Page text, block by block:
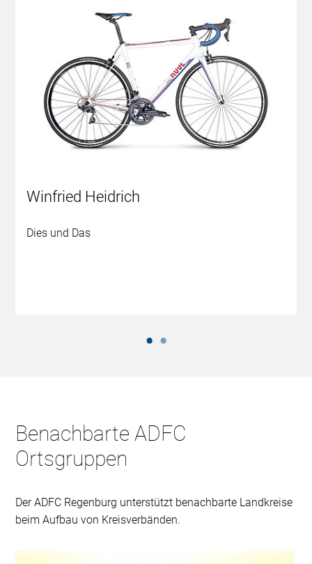
Winfried Heidrich
Dies und Das
Benachbarte ADFC
Ortsgruppen
Der ADFC Regenburg unterstützt benachbarte Landkreise
beim Aufbau von Kreisverbänden.